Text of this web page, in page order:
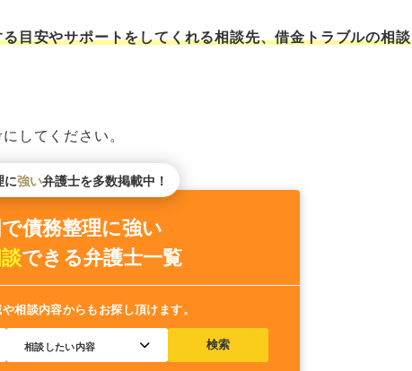
相談先
協会
専門家に相談しよう
目安やサポートをしてくれる相談先、借金トラブルの相談
してください。
に強い弁護士を多数掲載中！
債務整理に強い
できる弁護士一覧
相談内容からもお探し頂けます。
検索